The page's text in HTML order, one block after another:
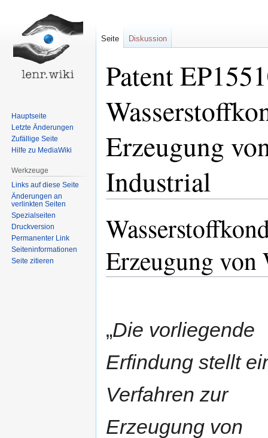
Patent
Erzeugung
Industrial
Navigation
Suche
Erzeugung von
„Die vorliegende
Erfindung stellt
Verfahren zur
Erzeugung von
Seite Diskussion
Hauptseite
Letzte Änderungen
Zufällige Seite
Hilfe zu MediaWiki
Werkzeuge
Links auf diese Seite
Änderungen an
verlinkten Seiten
Spezialseiten
Druckversion
Permanenter Link
Seiten­informationen
Seite zitieren